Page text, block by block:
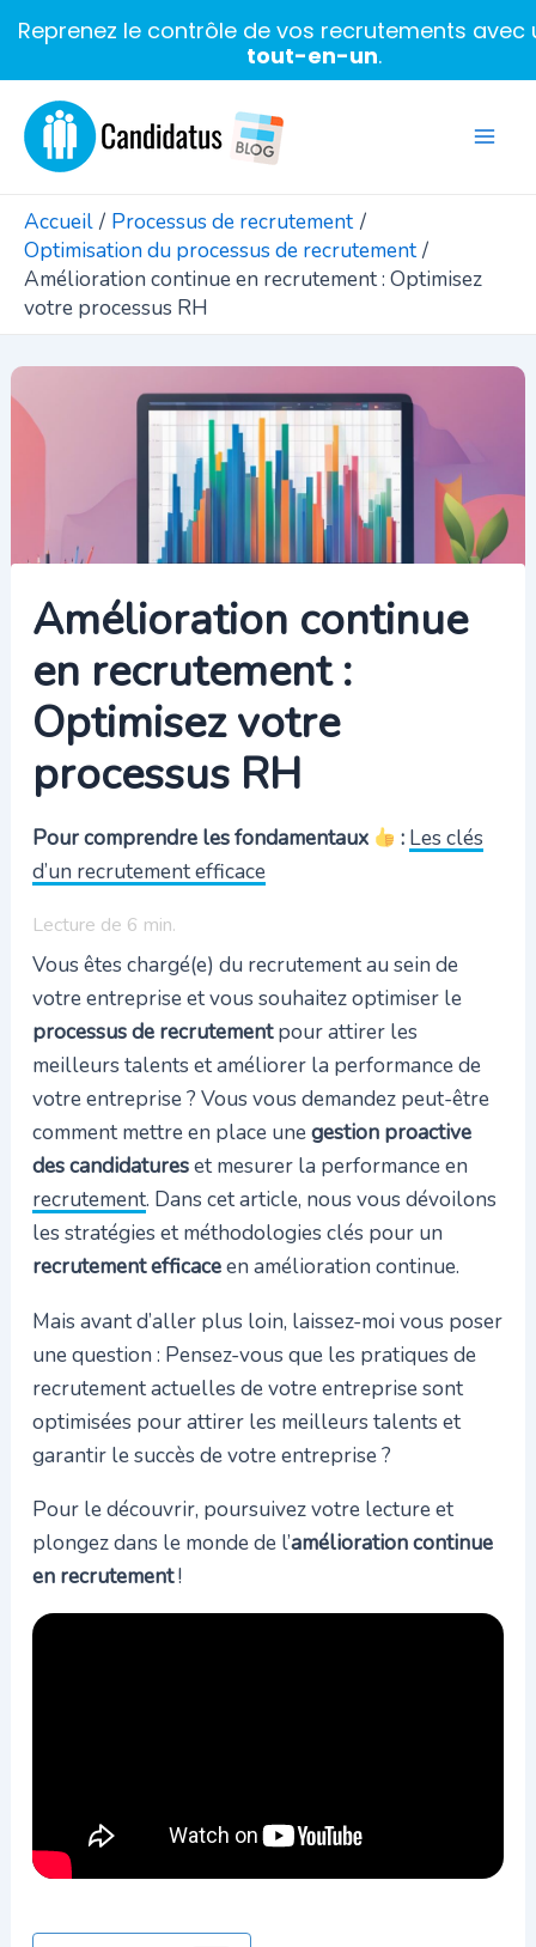
Aller
contenu
Accueil
Processus de recrutement
Optimisation du processus de recrutement
Amélioration continue en recrutement : Optimisez
votre processus RH
Amélioration continue
en recrutement :
Optimisez votre
processus RH
Pour comprendre les fondamentaux : Les clés
d’un recrutement efficace
Lecture de 6 min.
Vous êtes chargé(e) du recrutement au sein de
votre entreprise et vous souhaitez optimiser le
processus de recrutementpour attirer les
meilleurs talents et améliorer la performance de
votre entreprise ? Vous vous demandez peut-être
comment mettre en place unegestion proactive
des candidatureset mesurer la performance en
recrutement. Dans cet article, nous vous dévoilons
les stratégies et méthodologies clés pour un
recrutement efficaceen amélioration continue.
Mais avant d’aller plus loin, laissez-moi vous poser
une question : Pensez-vous que les pratiques de
recrutement actuelles de votre entreprise sont
optimisées pour attirer les meilleurs talents et
garantir le succès de votre entreprise ?
Pour le découvrir, poursuivez votre lecture et
plongez dans le monde de l’amélioration continue
en recrutement!
Reprenez le contrôle de vos recrutements avec
tout-en-un.